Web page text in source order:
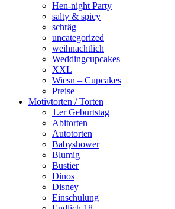
Hen-night Party
salty & spicy
schräg
uncategorized
weihnachtlich
Weddingcupcakes
XXL
Wiesn – Cupcakes
Preise
Motivtorten / Torten
1.er Geburtstag
Abitorten
Autotorten
Babyshower
Blumig
Bustier
Dinos
Disney
Einschulung